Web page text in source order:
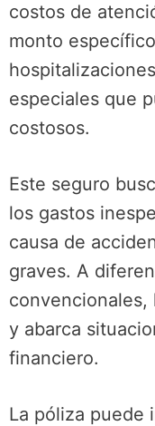
costos de
monto
especiales que
costosos.
Este seguro
los gastos
causa de
graves. A
convencionales,
y abarca
financiero.
La póliza puede